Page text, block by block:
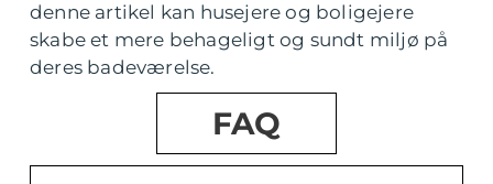
denne artikel kan husejere og boligejere
skabe et mere behageligt og sundt miljø på
deres badeværelse.
FAQ